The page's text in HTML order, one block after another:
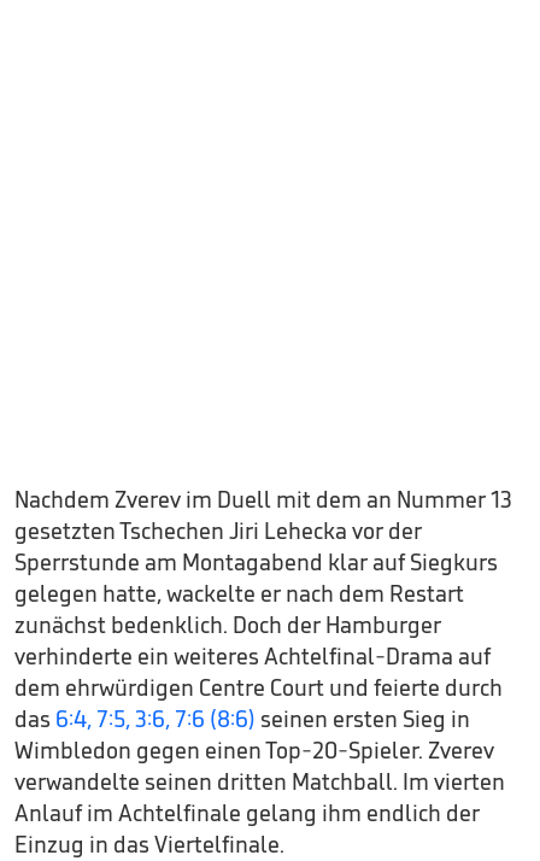
Nachdem Zverev im Duell mit dem an Nummer 13
gesetzten Tschechen Jiri Lehecka vor der
Sperrstunde am Montagabend klar auf Siegkurs
gelegen hatte, wackelte er nach dem Restart
zunächst bedenklich. Doch der Hamburger
verhinderte ein weiteres Achtelfinal-Drama auf
dem ehrwürdigen Centre Court und feierte durch
das 6:4, 7:5, 3:6, 7:6 (8:6) seinen ersten Sieg in
Wimbledon gegen einen Top-20-Spieler. Zverev
verwandelte seinen dritten Matchball. Im vierten
Anlauf im Achtelfinale gelang ihm endlich der
Einzug in das Viertelfinale.